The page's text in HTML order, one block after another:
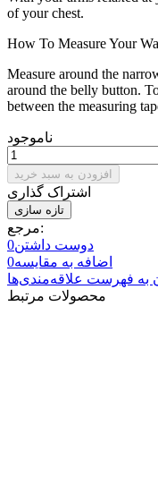
of your chest.
How To Measure Your
Measure around the
around the belly button.
between the measuring
ناموجود
افزودن به سبد خرید
اشتراک گذاری
مرجع:
دوست داشتن0
اضافه به مقایسه0
به فهرست علاقه‌مندی‌ها
محصولات مرتبط